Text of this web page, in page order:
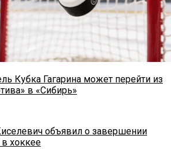
Кубка Гагарина может перейти из
в «Сибирь»
объявил о завершении
хоккее